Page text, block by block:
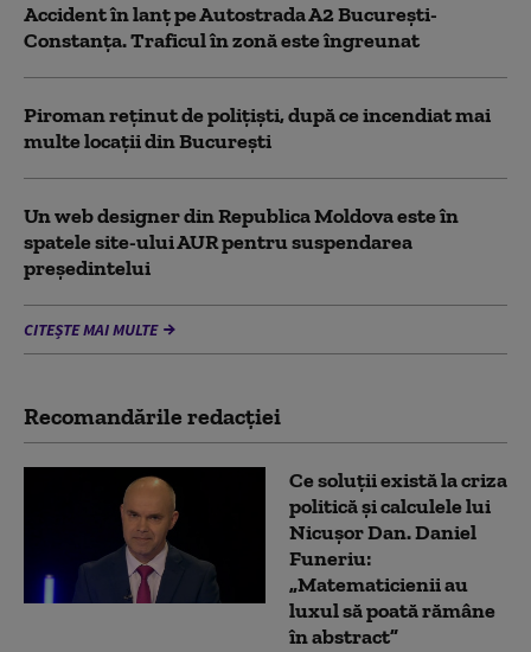
Accident în lanț pe Autostrada A2 București-
Constanța. Traficul în zonă este îngreunat
Piroman reţinut de poliţişti, după ce incendiat mai
multe locaţii din București
Un web designer din Republica Moldova este în
spatele site-ului AUR pentru suspendarea
președintelui
CITEȘTE MAI MULTE
Recomandările redacţiei
Ce soluții există la criza
politică și calculele lui
Nicușor Dan. Daniel
Funeriu:
„Matematicienii au
luxul să poată rămâne
în abstract”